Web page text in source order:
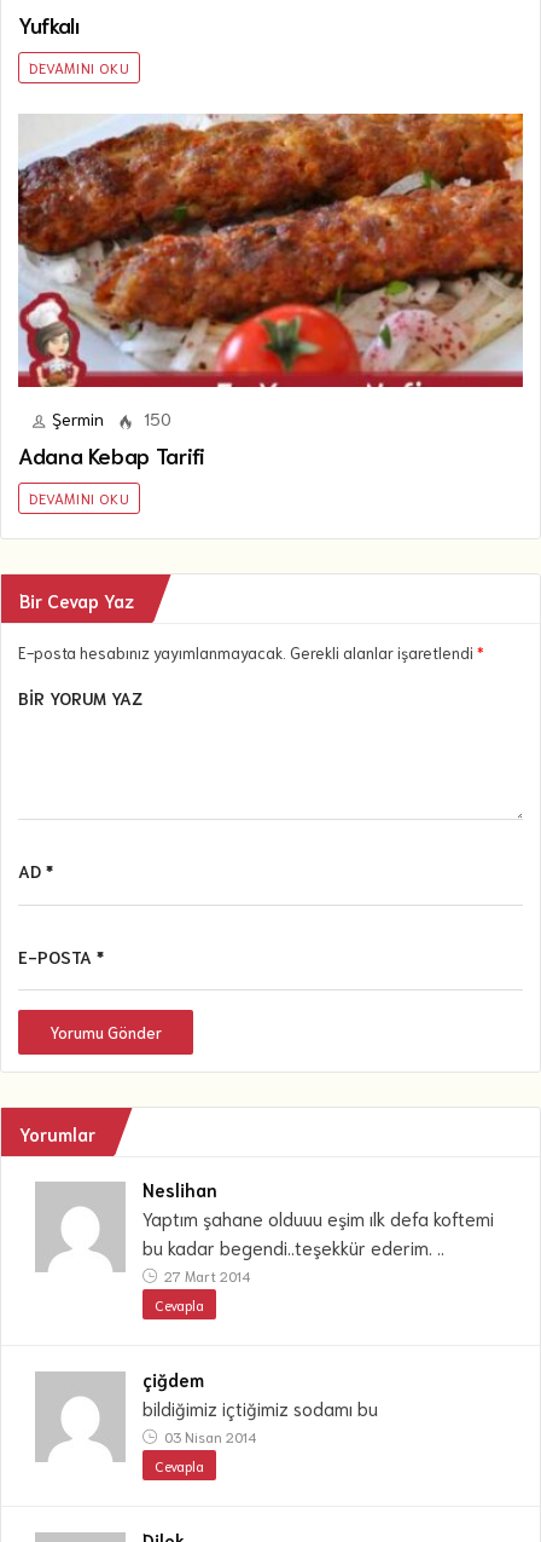
Yufkalı
DEVAMINI OKU
Şermin 150
Adana Kebap Tarifi
DEVAMINI OKU
Bir Cevap Yaz
E-posta hesabınız yayımlanmayacak. Gerekli alanlar işaretlendi *
BIR YORUM YAZ
AD *
E-POSTA *
Yorumu Gönder
Yorumlar
Neslihan
Yaptım şahane olduuu eşim ılk defa koftemi
bu kadar begendi..teşekkür ederim. ..
27 Mart 2014
Cevapla
çiğdem
bildiğimiz içtiğimiz sodamı bu
03 Nisan 2014
Cevapla